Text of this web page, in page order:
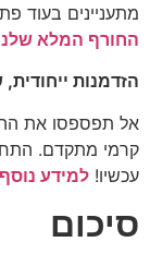
מתעניינים בעוד
החורף המלא
הזדמנות
אל תפספסו את
קרמי מתקדם.
עכשיו! למידע
סיכום